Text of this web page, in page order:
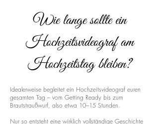
Wie lange sollte ein
Hochzeitsvideograf am
Hochzeitstag bleiben?
Idealerweise begleitet ein Hochzeitsvideograf euren
gesamten Tag – vom Getting Ready bis zum
Brautstraußwurf, also etwa 10–15 Stunden.
Nur so entsteht eine wirklich vollständige Geschichte